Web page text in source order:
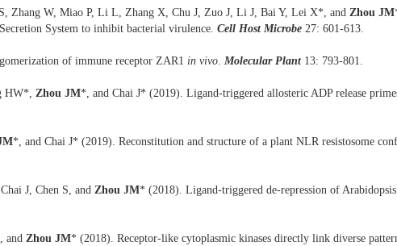
Zhang W, Miao P, Li L, Zhang X, Chu J, Zuo J, Li J, Bai Y, Lei X*, and Zhou JM
System to inhibit bacterial virulence. Cell Host Microbe 27: 601-613.
of immune receptor ZAR1 in vivo. Molecular Plant 13: 793-801.
HW*, Zhou JM*, and Chai J* (2019). Ligand-triggered allosteric ADP release
*, and Chai J* (2019). Reconstitution and structure of a plant NLR resistosome
J, Chen S, and Zhou JM* (2018). Ligand-triggered de-repression of
and Zhou JM* (2018). Receptor-like cytoplasmic kinases directly link diverse